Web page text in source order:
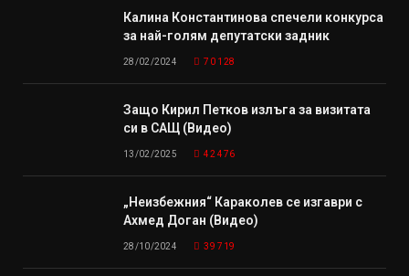
Калина Константинова спечели конкурса
за най-голям депутатски задник
28/02/2024 70 128
Защо Кирил Петков излъга за визитата
си в САЩ (Видео)
13/02/2025 42 476
„Неизбежния“ Караколев се изгаври с
Ахмед Доган (Видео)
28/10/2024 39 719